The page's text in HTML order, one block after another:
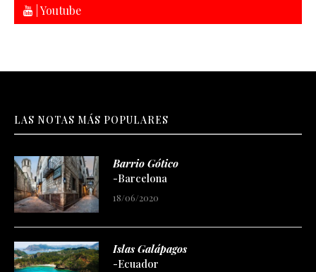
| Youtube
LAS NOTAS MÁS POPULARES
Barrio Gótico
-Barcelona
18/06/2020
Islas Galápagos
-Ecuador